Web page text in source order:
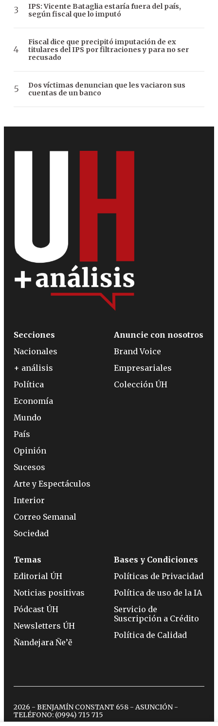
IPS: Vicente Bataglia estaría fuera del país,
según fiscal que lo imputó
Fiscal dice que precipitó imputación de ex
titulares del IPS por filtraciones y para no ser
recusado
Dos víctimas denuncian que les vaciaron sus
cuentas de un banco
Secciones
Nacionales
+ análisis
Política
Economía
Mundo
País
Opinión
Sucesos
Arte y Espectáculos
Interior
Correo Semanal
Sociedad
Anuncie con nosotros
Brand Voice
Empresariales
Colección ÚH
Temas
Editorial ÚH
Noticias positivas
Pódcast ÚH
Newsletters ÚH
Ñandejara Ñe’ẽ
Bases y Condiciones
Políticas de Privacidad
Política de uso de la IA
Servicio de
Suscripción a Crédito
Política de Calidad
2026 - BENJAMÍN CONSTANT 658 - ASUNCIÓN -
TELÉFONO: (0994) 715 715